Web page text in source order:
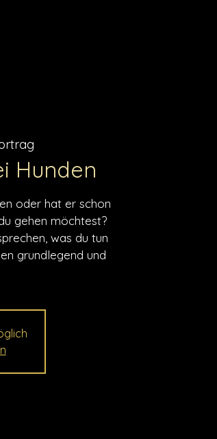
Hunden
oder hat er schon
gehen möchtest?
was du tun
grundlegend und